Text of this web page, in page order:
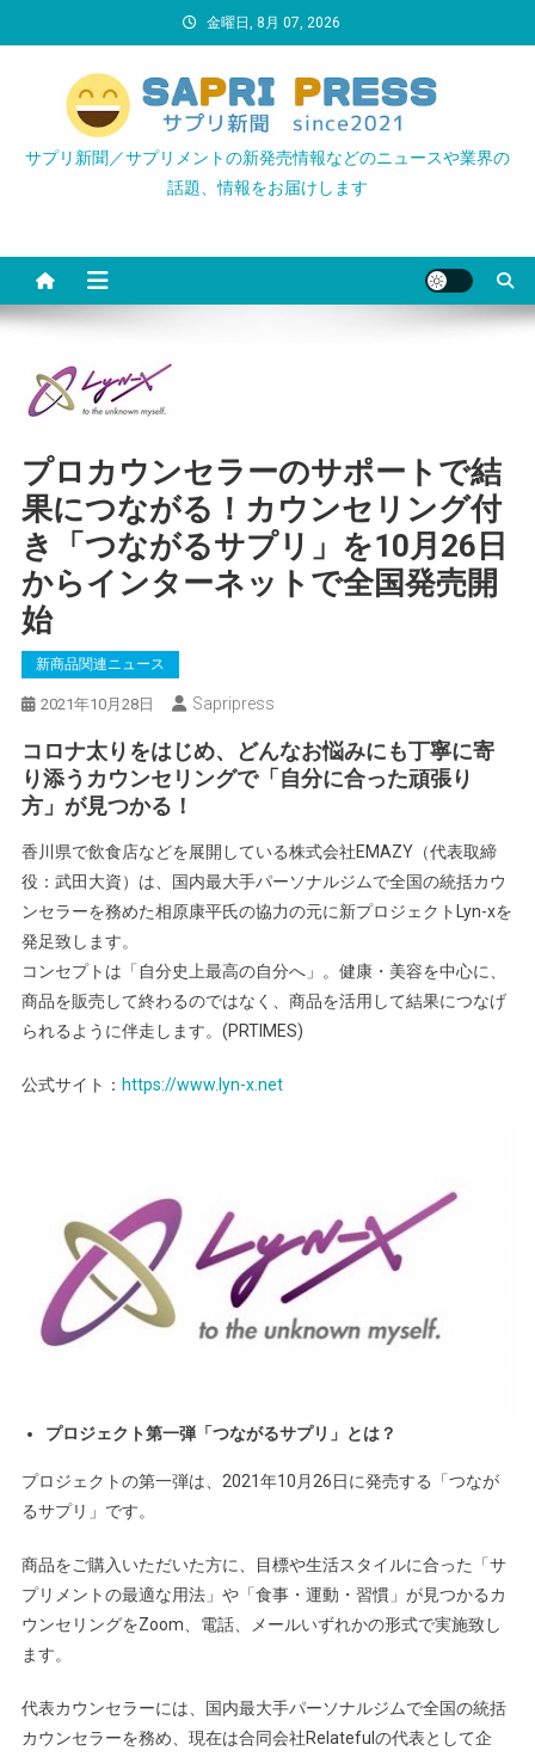
to
金曜日, 8月 07, 2026
サプリ新聞／サプリメントの新発売情報などのニュースや業界の
話題、情報をお届けします
プロカウンセラーのサポートで結
果につながる！カウンセリング付
き「つながるサプリ」を10月26日
からインターネットで全国発売開
始
新商品関連ニュース
2021年10月28日 Sapripress
コロナ太りをはじめ、どんなお悩みにも丁寧に寄
り添うカウンセリングで「自分に合った頑張り
方」が見つかる！
香川県で飲食店などを展開している株式会社EMAZY（代表取締
役：武田大資）は、国内最大手パーソナルジムで全国の統括カウ
ンセラーを務めた相原康平氏の協力の元に新プロジェクトLyn-xを
発足致します。
コンセプトは「自分史上最高の自分へ」。健康・美容を中心に、
商品を販売して終わるのではなく、商品を活用して結果につなげ
られるように伴走します。(PRTIMES)
公式サイト： https://www.lyn-x.net
プロジェクト第一弾「つながるサプリ」とは？
プロジェクトの第一弾は、2021年10月26日に発売する「つなが
るサプリ」です。
商品をご購入いただいた方に、目標や生活スタイルに合った「サ
プリメントの最適な用法」や「食事・運動・習慣」が見つかるカ
ウンセリングをZoom、電話、メールいずれかの形式で実施致し
ます。
代表カウンセラーには、国内最大手パーソナルジムで全国の統括
カウンセラーを務め、現在は合同会社Relatefulの代表として企